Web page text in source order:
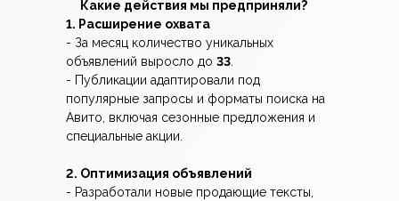
Какие действия мы предприняли?
1. Расширение охвата
- За месяц количество уникальных
объявлений выросло до 33
- Публикации адаптировали под
популярные запросы и форматы поиска на
Авито, включая сезонные предложения и
специальные акции.
2. Оптимизация объявлений
- Разработали новые продающие тексты,